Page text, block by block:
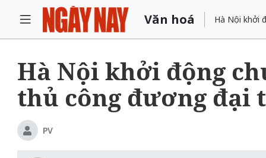
Văn hoá Hà Nội khởi
Hà Nội khởi động
thủ công đương đại
PV